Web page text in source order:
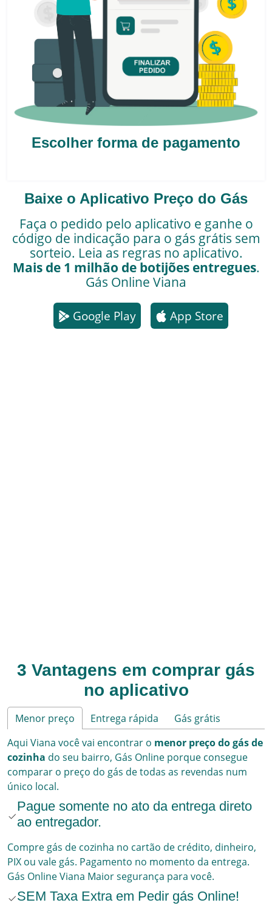
Escolher forma de pagamento
Baixe o Aplicativo Preço do Gás
Faça o pedido pelo aplicativo e ganhe o
código de indicação para o gás grátis sem
sorteio. Leia as regras no aplicativo.
Mais de 1 milhão de botijões entregues.
Gás Online Viana
Google Play App Store
3 Vantagens em comprar gás
no aplicativo
Menor preço Entrega rápida
Gás grátis
Aqui Viana você vai encontrar o menor preço do gás de
cozinha do seu bairro, Gás Online porque consegue
comparar o preço do gás de todas as revendas num
único local.
Pague somente no ato da entrega direto
ao entregador.
Compre gás de cozinha no cartão de crédito, dinheiro,
PIX ou vale gás. Pagamento no momento da entrega.
Gás OnlineViana Maior segurança para você.
SEM Taxa Extra em Pedir gás Online!